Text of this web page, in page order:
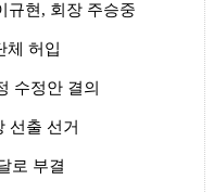
, 회장 주승중
허입
수정안 결의
선출 선거
부결